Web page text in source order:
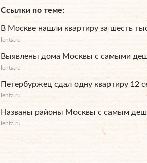
Ссылки по теме
В Москве нашли квартиру за шесть
lenta.ru
Выявлены дома Москвы с самыми
lenta.ru
Петербуржец сдал одну квартиру 12
lenta.ru
Названы районы Москвы с самым
lenta.ru